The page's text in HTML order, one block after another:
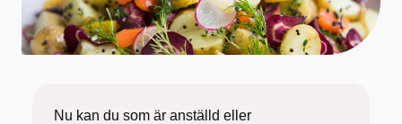
Nu kan du som är anställd eller